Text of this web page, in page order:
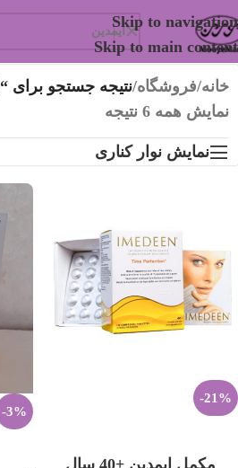
Skip to navigation
Skip to main content
خانه/فروشگاه/نتیجه جستجو برای
نمایش همه 6 نتیجه
نمایش نوار کناری
-21%
مکمل ایمدین +40 سال
-3%